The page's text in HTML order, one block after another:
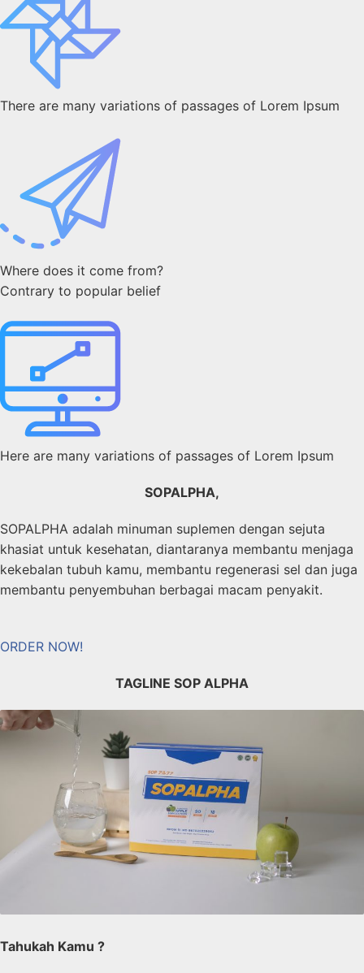
There are many variations of passages of Lorem Ipsum
Where does it come from?
Contrary to popular belief
Here are many variations of passages of Lorem Ipsum
SOPALPHA,
SOPALPHA adalah minuman suplemen dengan sejuta
khasiat untuk kesehatan, diantaranya membantu menjaga
kekebalan tubuh kamu, membantu regenerasi sel dan juga
membantu penyembuhan berbagai macam penyakit.
ORDER NOW!
TAGLINE SOP ALPHA
Tahukah Kamu ?